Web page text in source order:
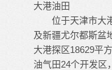
大港油田
位于天津市大港
及新疆尤尔都斯盆
大港探区18629平
油气田24个开发区